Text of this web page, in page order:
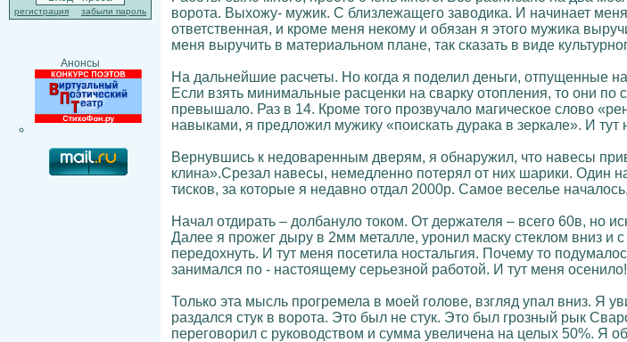
регистрация забыли пароль
Анонсы
ворота. Выхожу- мужик. С близлежащего заводика. И начинает
ответственная, и кроме меня некому и обязан я этого мужика
меня выручить в материальном плане, так сказать в виде
На дальнейшие расчеты. Но когда я поделил деньги, отпущенные
Если взять минимальные расценки на сварку отопления, то они
превышало. Раз в 14. Кроме того прозвучало магическое слово
навыками, я предложил мужику «поискать дурака в зеркале». И тут
Вернувшись к недоваренным дверям, я обнаружил, что навесы
клина».Срезал навесы, немедленно потерял от них шарики. Один
тисков, за которые я недавно отдал 2000р. Самое веселье
Начал отдирать – долбануло током. От держателя – всего 60в, но
Далее я прожег дыру в 2мм металле, уронил маску стеклом вниз и
передохнуть. И тут меня посетила ностальгия. Почему то
занимался по - настоящему серьезной работой. И тут меня
Только эта мысль прогремела в моей голове, взгляд упал вниз. Я
раздался стук в ворота. Это был не стук. Это был грозный рык
переговорил с руководством и сумма увеличена на целых 50%. Я